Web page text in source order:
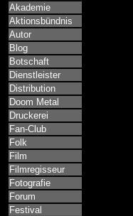
Akademie
Aktionsbündnis
Autor
Blog
Botschaft
Dienstleister
Distribution
Doom Metal
Druckerei
Fan-Club
Folk
Film
Filmregisseur
Fotografie
Forum
Festival